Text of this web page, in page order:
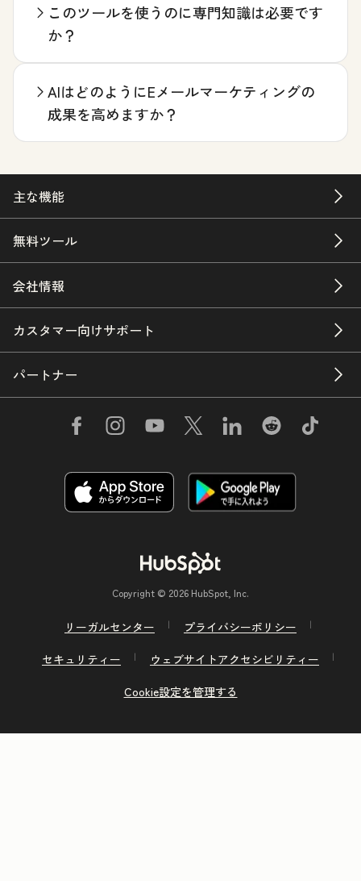
このツールを使うのに専門知識は必要です
か？
AIはどのようにEメールマーケティングの
成果を高めますか？
主な機能
無料ツール
会社情報
カスタマー向けサポート
パートナー
Copyright © 2026 HubSpot, Inc.
リーガルセンター
プライバシーポリシー
セキュリティー
ウェブサイトアクセシビリティー
Cookie設定を管理する